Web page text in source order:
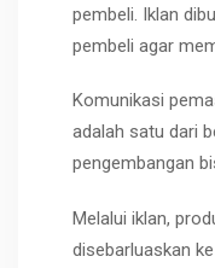
pembeli. Iklan
pembeli agar
Komunikasi
adalah satu dari
pengembangan
Melalui iklan,
disebarluaskan